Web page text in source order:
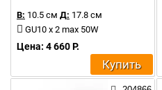
В: 10.5 см Д: 17.8 см
GU10 x 2 max 50W
Цена: 4 660 Р.
Купить